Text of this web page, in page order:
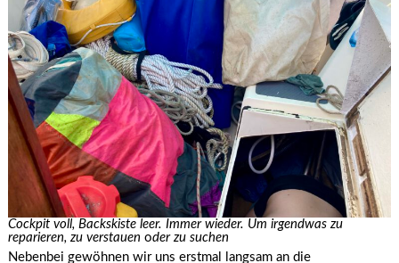
Cockpit voll, Backskiste leer. Immer wieder. Um irgendwas zu
reparieren, zu verstauen oder zu suchen
Nebenbei gewöhnen wir uns erstmal langsam an die